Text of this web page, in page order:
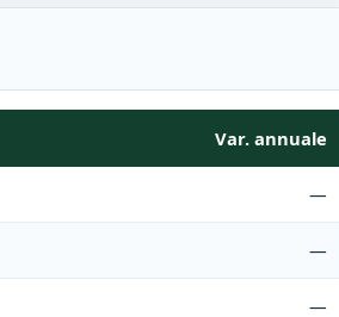
Var. annuale
—
—
—